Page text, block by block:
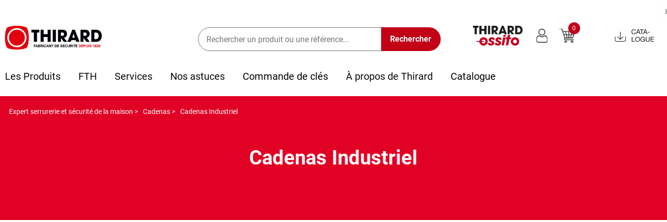
0
Catalogue
2022
Les Produits FTH Services Nos astuces Commande de clés À propos de Thirard Catalogue
Expert serrurerie et sécurité de la maison > Cadenas > Cadenas Industriel
Cadenas Industriel